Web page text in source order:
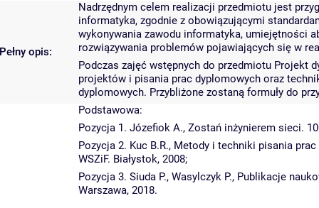
Pełny opis:
Nadrzędnym celem realizacji przedmiotu jest
informatyka, zgodnie z obowiązującymi
wykonywania zawodu informatyka, umiejętności
rozwiązywania problemów pojawiających się w
Podczas zajęć wstępnych do przedmiotu Projekt
projektów i pisania prac dyplomowych oraz
dyplomowych. Przybliżone zostaną formuły do
Podstawowa:
Pozycja 1. Józefiok A., Zostań inżynierem sieci.
Pozycja 2. Kuc B.R., Metody i techniki pisania
WSZiF. Białystok, 2008;
Pozycja 3. Siuda P., Wasylczyk P., Publikacje
Warszawa, 2018.